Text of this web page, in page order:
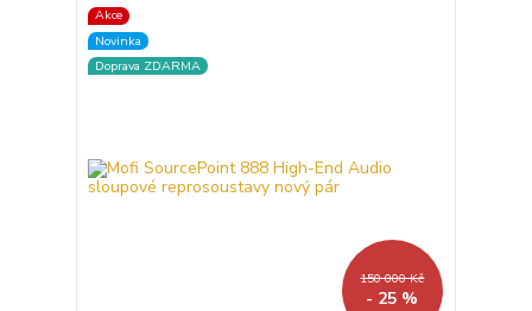
Akce
Novinka
Doprava ZDARMA
150 000 Kč
- 25 %